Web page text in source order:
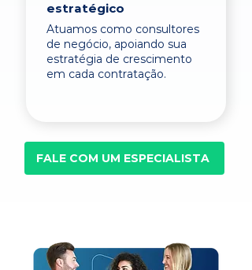
estratégico
Atuamos como consultores
de negócio, apoiando sua
estratégia de crescimento
em cada contratação.
FALE COM UM ESPECIALISTA